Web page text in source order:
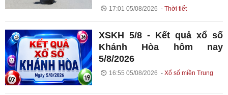
17:01 05/08/2026 Thời tiết
XSKH 5/8 - Kết quả xổ số
Khánh Hòa hôm nay
5/8/2026
16:55 05/08/2026 Xổ số miền Trung